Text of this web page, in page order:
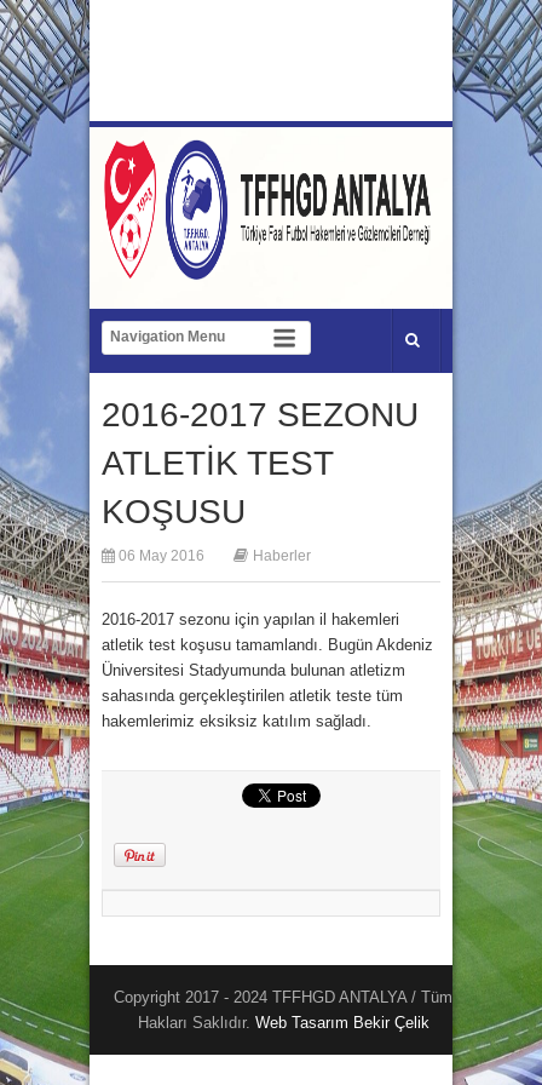
2016-2017 SEZONU
ATLETİK TEST
KOŞUSU
06 May 2016 Haberler
2016-2017 sezonu için yapılan il hakemleri
atletik test koşusu tamamlandı. Bugün Akdeniz
Üniversitesi Stadyumunda bulunan atletizm
sahasında gerçekleştirilen atletik teste tüm
hakemlerimiz eksiksiz katılım sağladı.
Copyright 2017 - 2024 TFFHGD ANTALYA / Tüm
Hakları Saklıdır. Web Tasarım Bekir Çelik